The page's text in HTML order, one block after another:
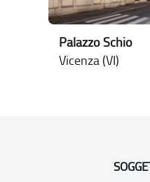
Palazzo Schio
Vicenza (VI)